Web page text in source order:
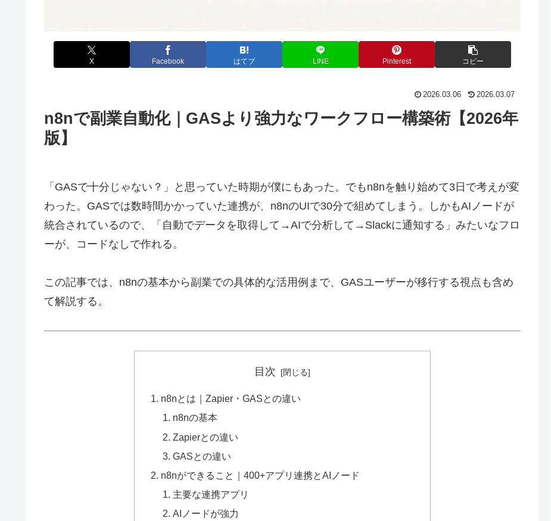
X Facebook はてブ LINE Pinterest コピー
2026.03.06 2026.03.07
n8nで副業自動化｜GASより強力なワークフロー構築術【2026年
版】
「GASで十分じゃない？」と思っていた時期が僕にもあった。でもn8nを触り始めて3日で考えが変
わった。GASでは数時間かかっていた連携が、n8nのUIで30分で組めてしまう。しかもAIノードが
統合されているので、「自動でデータを取得して→AIで分析して→Slackに通知する」みたいなフロ
ーが、コードなしで作れる。
この記事では、n8nの基本から副業での具体的な活用例まで、GASユーザーが移行する視点も含め
て解説する。
目次
n8nとは｜Zapier・GASとの違い
n8nの基本
Zapierとの違い
GASとの違い
n8nができること｜400+アプリ連携とAIノード
主要な連携アプリ
AIノードが強力